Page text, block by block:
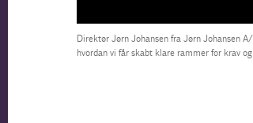
Direktør Jørn Johansen fra Jørn Johansen
hvordan vi får skabt klare rammer for krav